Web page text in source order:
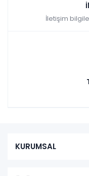
İletişim
KURUMSAL